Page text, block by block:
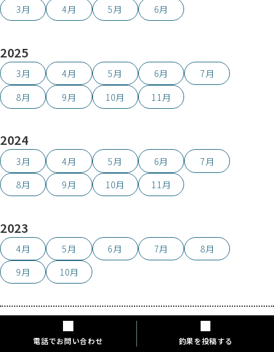
3月 4月 5月 6月
2025
3月 4月 5月 6月
7月
8月
9月 10月 11月
2024
3月 4月 5月 6月
7月
8月
9月 10月 11月
2023
4月 5月 6月 7月
8月
9月
10月
電話でお問い合わせ 釣果を投稿する